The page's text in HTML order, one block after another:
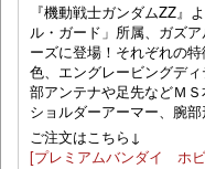
『機動戦士ガンダムZZ』
ル・ガード」所属、ガズ
ーズに登場！それぞれの
色、エングレービングデ
部アンテナや足先などＭ
ショルダーアーマー、腕部
ご注文はこちら↓
[プレミアムバンダイ ホ